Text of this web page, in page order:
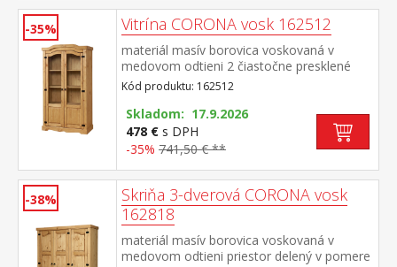
-35% Vitrína CORONA vosk 162512
materiál masív borovica voskovaná v
medovom odtieni 2 čiastočne presklené
dvierka, kovové ozdobné úchytky súčasť
zostavy Corona
Kód produktu: 162512
Skladom: 17.9.2026
478 € s DPH
-35% 741,50 € **
-38%
Skriňa 3-dverová CORONA vosk
162818
materiál masív borovica voskovaná v
medovom odtieni priestor delený v pomere